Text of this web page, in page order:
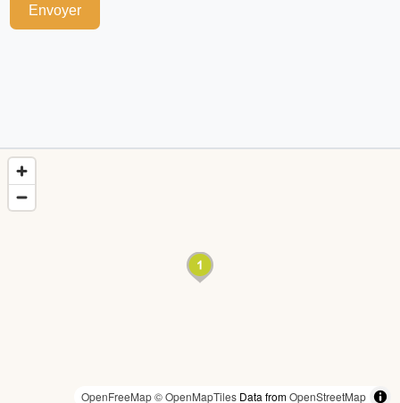
Envoyer
OpenFreeMap© OpenMapTiles Data fromOpenStreetMap